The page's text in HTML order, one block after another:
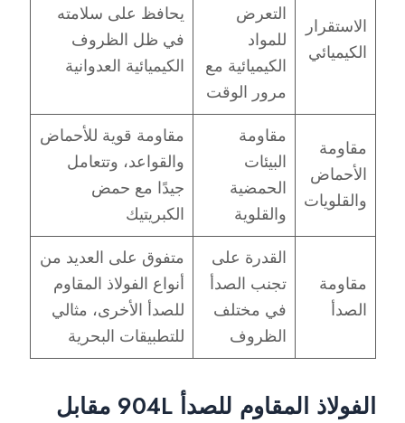
الاستقرار
الكيميائي
التعرض
للمواد
الكيميائية مع
مرور الوقت
يحافظ على سلامته
في ظل الظروف
الكيميائية العدوانية
مقاومة
الأحماض
والقلويات
مقاومة
البيئات
الحمضية
والقلوية
مقاومة قوية للأحماض
والقواعد، وتتعامل
جيدًا مع حمض
الكبريتيك
مقاومة
الصدأ
القدرة على
تجنب الصدأ
في مختلف
الظروف
متفوق على العديد من
أنواع الفولاذ المقاوم
للصدأ الأخرى، مثالي
للتطبيقات البحرية
الفولاذ المقاوم للصدأ 904L مقابل